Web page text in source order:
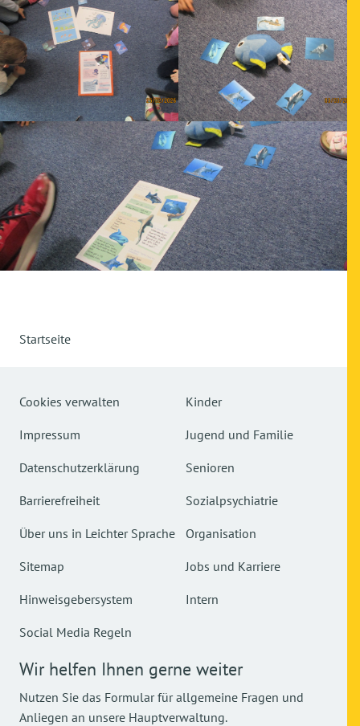
Startseite
Cookies verwalten
Impressum
Datenschutzerklärung
Barrierefreiheit
Über uns in Leichter Sprache
Sitemap
Hinweisgebersystem
Social Media Regeln
Kinder
Jugend und Familie
Senioren
Sozialpsychiatrie
Organisation
Jobs und Karriere
Intern
Wir helfen Ihnen gerne weiter
Nutzen Sie das Formular für allgemeine Fragen und
Anliegen an unsere Hauptverwaltung.